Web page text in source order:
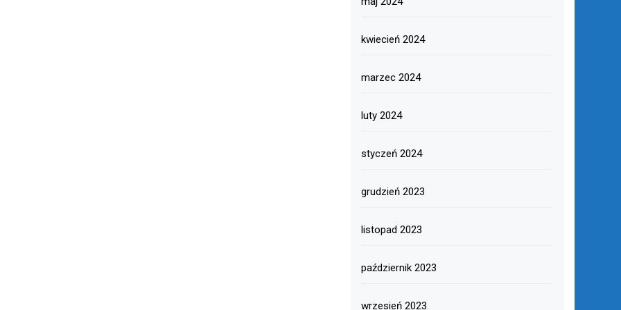
kwiecień 2024
marzec 2024
luty 2024
styczeń 2024
grudzień 2023
listopad 2023
październik 2023
wrzesień 2023